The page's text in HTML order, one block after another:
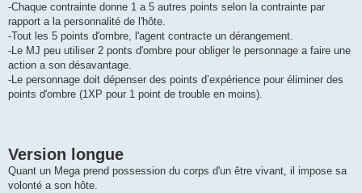
-Chaque contrainte donne 1 a 5 autres points selon la contrainte par
rapport a la personnalité de l'hôte.
-Tout les 5 points d'ombre, l'agent contracte un dérangement.
-Le MJ peu utiliser 2 ponts d'ombre pour obliger le personnage a faire une
action a son désavantage.
-Le personnage doit dépenser des points d’expérience pour éliminer des
points d'ombre (1XP pour 1 point de trouble en moins).
Version longue
Quant un Mega prend possession du corps d'un être vivant, il impose sa
volonté a son hôte.